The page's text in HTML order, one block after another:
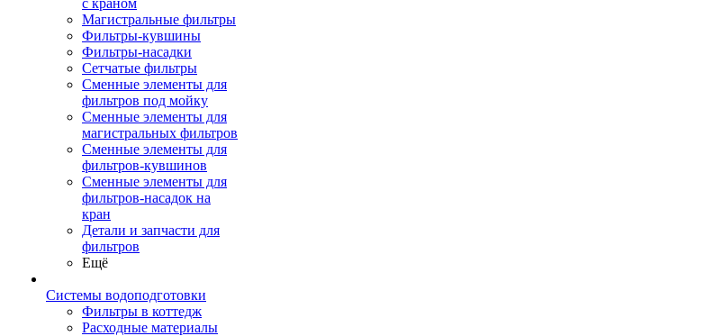
с краном
Магистральные фильтры
Фильтры-кувшины
Фильтры-насадки
Сетчатые фильтры
Сменные элементы для
фильтров под мойку
Сменные элементы для
магистральных фильтров
Сменные элементы для
фильтров-кувшинов
Сменные элементы для
фильтров-насадок на
кран
Детали и запчасти для
фильтров
Ещё
Системы водоподготовки
Фильтры в коттедж
Расходные материалы